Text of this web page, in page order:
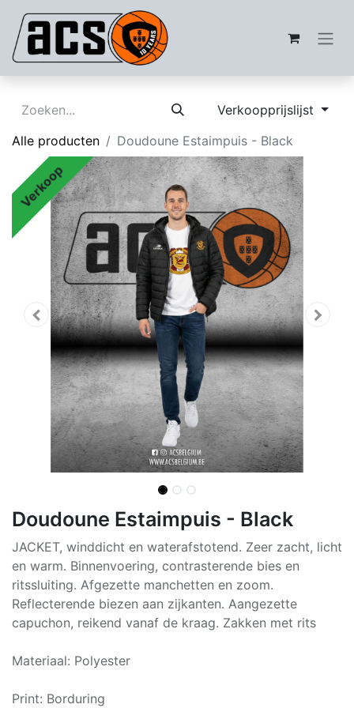
Verkoopprijslijst
Alle producten
Doudoune Estaimpuis - Black
Verkoop
Doudoune Estaimpuis - Black
JACKET, winddicht en waterafstotend. Zeer zacht, licht
en warm. Binnenvoering, contrasterende bies en
ritssluiting. Afgezette manchetten en zoom.
Reflecterende biezen aan zijkanten. Aangezette
capuchon, reikend vanaf de kraag. Zakken met rits
Materiaal: Polyester
Print: Borduring